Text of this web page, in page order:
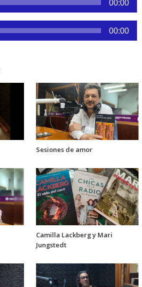
00:00
00:00
Sesiones de amor
Camilla Lackberg y Mari
Jungstedt